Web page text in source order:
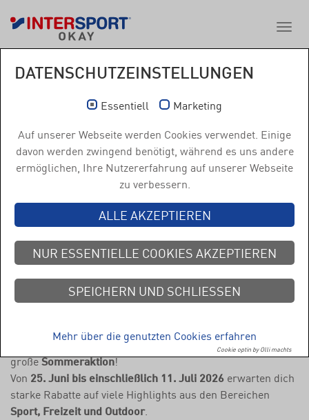
STANDORTE EINBLENDEN
SOMMERAKTION 2026
UNSERE RABATTSTICKER SIND DA!
Der Sommer steht vor der Tür – und mit ihm startet unsere
großeSommeraktion!
Von 25. Juni bis einschließlich 11. Juli 2026 erwarten dich
starke Rabatte auf viele Highlights aus den Bereichen
Sport, Freizeit und Outdoor.
DATENSCHUTZEINSTELLUNGEN
Essentiell
Marketing
Auf unserer Webseite werden Cookies verwendet. Einige
davon werden zwingend benötigt, während es uns andere
ermöglichen, Ihre Nutzererfahrung auf unserer Webseite
zu verbessern.
ALLE AKZEPTIEREN
NUR ESSENTIELLE COOKIES AKZEPTIEREN
SPEICHERN UND SCHLIESSEN
Mehr über die genutzten Cookies erfahren
Cookie optin by Olli machts